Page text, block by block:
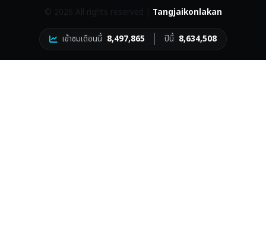
เข้าชมเดือนนี้ 8,497,865 ปีนี้ 8,634,508
© 2026 All rights reserved | Tangjaikonlakan